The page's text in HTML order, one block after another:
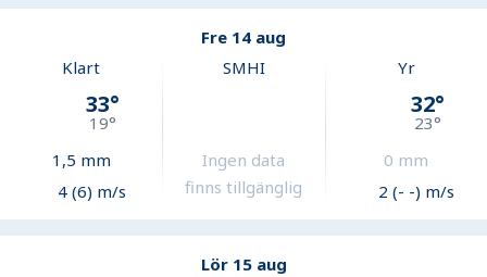
Fre 14 aug
Klart
33°
19°
1,5 mm
4 (6) m/s
SMHI
Ingen data
finns tillgänglig
Yr
32°
23°
0 mm
2 (- -) m/s
Lör 15 aug